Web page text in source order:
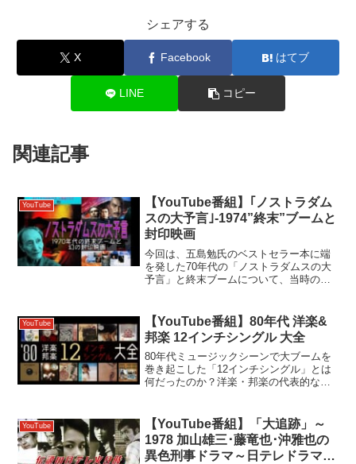
シェアする
X Facebook はてブ
LINE コピー
関連記事
YouTube
【YouTube番組】｢ノストラダム
スの大予言｣-1974”終末”ブームと
封印映画
今回は、五島勉氏のベストセラー本に端
を発した70年代の「ノストラダムスの大
予言」と終末ブームについて、当時の時
ニング 00:00:54 1974年のベストセ...
YouTube
【YouTube番組】80年代 洋楽&
邦楽 12インチシングル 大全
80年代ミュージックシーンで大ブームを
巻き起こした「12インチシングル」とは
何だったのか？洋楽・邦楽の代表的な懐
生リストも併せてお楽しみください 【チ
ャプター】 00...
YouTube
【YouTube番組】「大追跡」～
1978 加山雄三･藤竜也･沖雅也の
異色刑事ドラマ～日テレドラマシ